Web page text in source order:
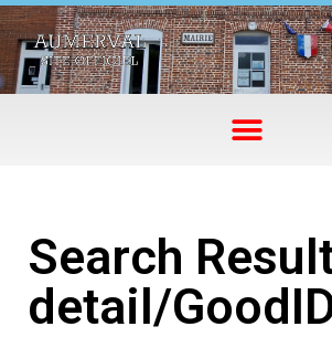
Search
detail/